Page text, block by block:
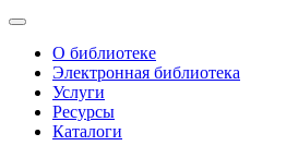
О библиотеке
Электронная библиотека
Услуги
Ресурсы
Каталоги